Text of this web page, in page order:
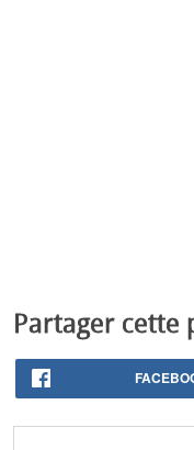
Partager cette